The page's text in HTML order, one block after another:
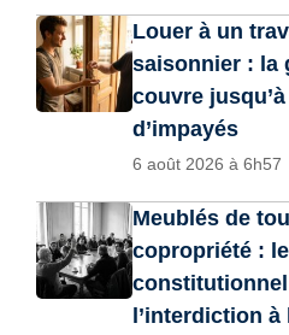
Louer à un
saisonnier : la
couvre
d’impayés
6 août 2026 à 6h57
Meublés de
copropriété :
l’interdiction